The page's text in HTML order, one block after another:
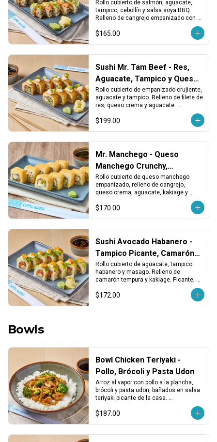
Tampico
Rollo cubierto de salmón, aguacate,
tampico, cebollín y salsa soya BBQ.
Relleno de cangrejo empanizado con
queso crema. Intenso, cremoso y con
gran contraste.
$165.00
Sushi Mr. Tam Beef - Res,
Aguacate, Tampico y Queso
Crema
Rollo cubierto de empanizado crujiente,
aguacate y tampico. Relleno de filete de
res, queso crema y aguacate.
dorada.
$199.00
Mr. Manchego - Queso
Manchego Crunchy,
Cangrejo y Aguacate
Rollo cubierto de queso manchego
empanizado, relleno de cangrejo,
queso crema, aguacate, kakiage y
toque picante.
$170.00
Sushi Avocado Habanero -
Tampico Picante, Camarón y
Kakiage
Rollo cubierto de aguacate, tampico
habanero y masago. Relleno de
camarón tempura y kakiage. Picante,
cremoso.
$172.00
Bowls
Bowl Chicken Teriyaki -
Pollo, Brócoli y Pasta Udon
Arroz al vapor con pollo a la plancha,
brócoli y pasta udon, bañados en salsa
teriyaki picante de la casa.
Sustancioso, sabroso y con un toque
spicy.
$187.00